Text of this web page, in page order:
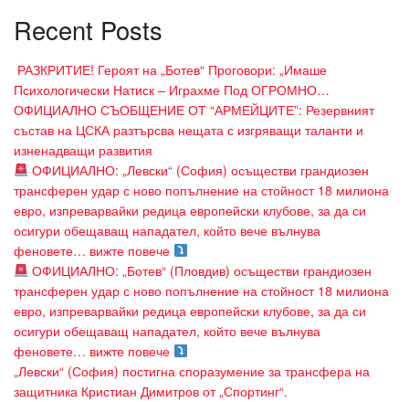
Recent Posts
​ РАЗКРИТИЕ! Героят на „Ботев“ Проговори: „Имаше
Психологически Натиск – Играхме Под ОГРОМНО…
ОФИЦИАЛНО СЪОБЩЕНИЕ ОТ “АРМЕЙЦИТЕ”: Резервният
състав на ЦСКА разтърсва нещата с изгряващи таланти и
изненадващи развития
ОФИЦИАЛНО: „Левски“ (София) осъществи грандиозен
трансферен удар с ново попълнение на стойност 18 милиона
евро, изпреварвайки редица европейски клубове, за да си
осигури обещаващ нападател, който вече вълнува
феновете… вижте повече
ОФИЦИАЛНО: „Ботев“ (Пловдив) осъществи грандиозен
трансферен удар с ново попълнение на стойност 18 милиона
евро, изпреварвайки редица европейски клубове, за да си
осигури обещаващ нападател, който вече вълнува
феновете… вижте повече
„Левски“ (София) постигна споразумение за трансфера на
защитника Кристиан Димитров от „Спортинг“.